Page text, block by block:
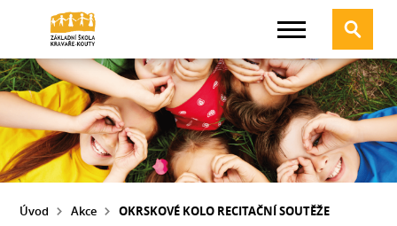
Úvod Akce OKRSKOVÉ KOLO RECITAČNÍ SOUTĚŽE